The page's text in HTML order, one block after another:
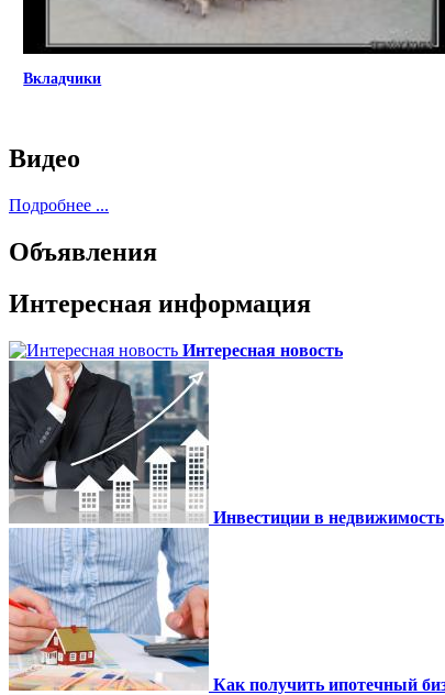
Вкладчики
Видео
Подробнее ...
Объявления
Интересная информация
Интересная новость
Инвестиции в недвижимость
Как получить ипотечный